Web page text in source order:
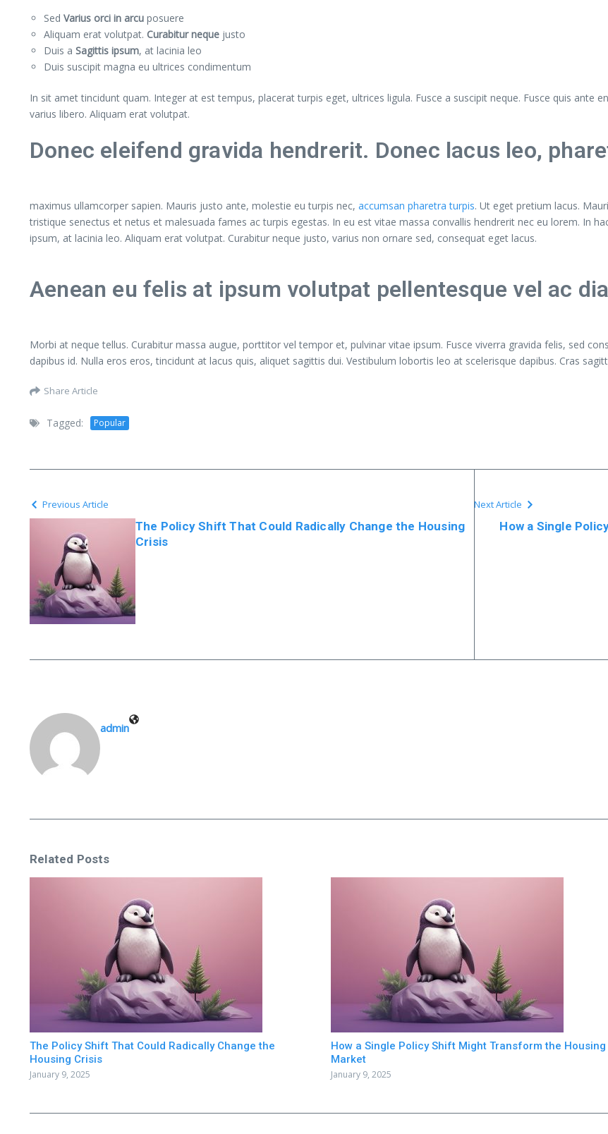
Sed Varius orci in arcu posuere
Aliquam erat volutpat. Curabitur neque justo
Duis a Sagittis ipsum, at lacinia leo
Duis suscipit magna eu ultrices condimentum
In sit amet tincidunt quam. Integer at est tempus, placerat turpis eget, ultrices ligula. Fusce a suscipit neque. Fusce quis ante
varius libero. Aliquam erat volutpat.
Donec eleifend gravida hendrerit. Donec lacus leo,
maximus ullamcorper sapien. Mauris justo ante, molestie eu turpis nec, accumsan pharetra turpis. Ut eget pretium lacus.
tristique senectus et netus et malesuada fames ac turpis egestas. In eu est vitae massa convallis hendrerit nec eu lorem. In
ipsum, at lacinia leo. Aliquam erat volutpat. Curabitur neque justo, varius non ornare sed, consequat eget lacus.
Aenean eu felis at ipsum volutpat pellentesque vel ac
Morbi at neque tellus. Curabitur massa augue, porttitor vel tempor et, pulvinar vitae ipsum. Fusce viverra gravida felis, sed
dapibus id. Nulla eros eros, tincidunt at lacus quis, aliquet sagittis dui. Vestibulum lobortis leo at scelerisque dapibus. Cras
Share Article
Tagged: Popular
Previous Article
The Policy Shift That Could Radically Change the Housing
Crisis
Next Article
How a Single
admin
Related Posts
The Policy Shift That Could Radically Change the
Housing Crisis
January 9, 2025
How a Single Policy Shift Might Transform the Housing
Market
January 9, 2025